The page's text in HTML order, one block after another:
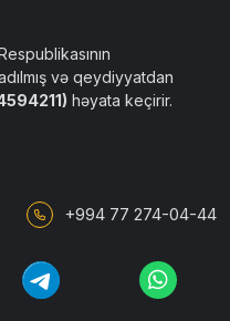
və qeydiyyatdan
həyata keçirir.
+994 77 274-04-44